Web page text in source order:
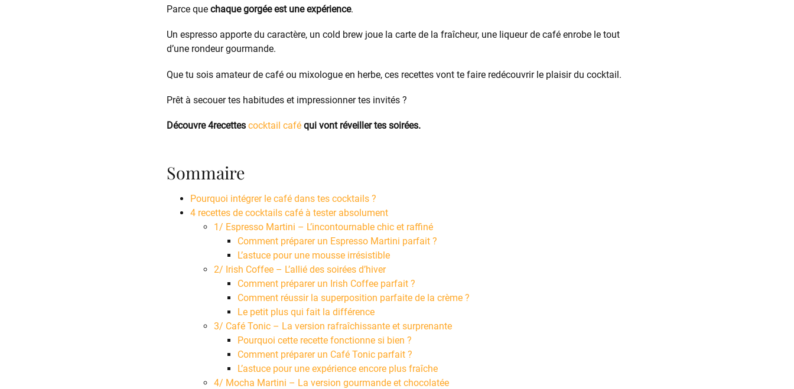
Parce que chaque gorgée est une expérience.
Un espresso apporte du caractère, un cold brew joue la carte de la fraîcheur, une liqueur de café enrobe le tout
d’une rondeur gourmande.
Que tu sois amateur de café ou mixologue en herbe, ces recettes vont te faire redécouvrir le plaisir du cocktail.
Prêt à secouer tes habitudes et impressionner tes invités ?
Découvre 4recettes cocktail café qui vont réveiller tes soirées.
Sommaire
Pourquoi intégrer le café dans tes cocktails ?
4 recettes de cocktails café à tester absolument
1/ Espresso Martini – L’incontournable chic et raffiné
Comment préparer un Espresso Martini parfait ?
L’astuce pour une mousse irrésistible
2/ Irish Coffee – L’allié des soirées d’hiver
Comment préparer un Irish Coffee parfait ?
Comment réussir la superposition parfaite de la crème ?
Le petit plus qui fait la différence
3/ Café Tonic – La version rafraîchissante et surprenante
Pourquoi cette recette fonctionne si bien ?
Comment préparer un Café Tonic parfait ?
L’astuce pour une expérience encore plus fraîche
4/ Mocha Martini – La version gourmande et chocolatée